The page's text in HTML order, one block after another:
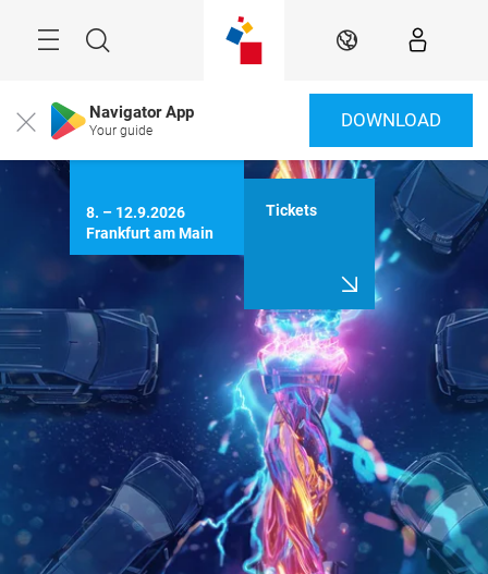
Suche DE
Close Navigator App
Your guide DOWNLOAD
8. – 12.9.2026
Frankfurt am Main
Tickets